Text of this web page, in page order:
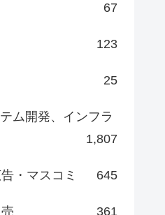
67
123
25
ム開発、インフラ
1,807
・マスコミ 645
361